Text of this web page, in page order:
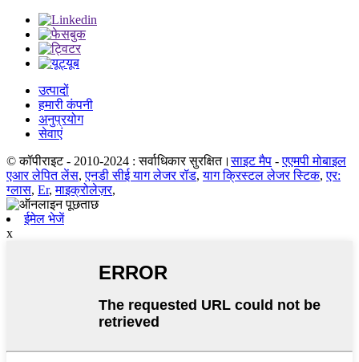
उत्पादों
हमारी कंपनी
अनुप्रयोग
सेवाएं
© कॉपीराइट - 2010-2024 : सर्वाधिकार सुरक्षित।साइट मैप -एएमपी मोबाइल
एआर लेपित लेंस,एनडी सीई याग लेजर रॉड,याग क्रिस्टल लेजर स्टिक,एर:
ग्लास, Er,माइक्रोलेज़र,
ईमेल भेजें
x